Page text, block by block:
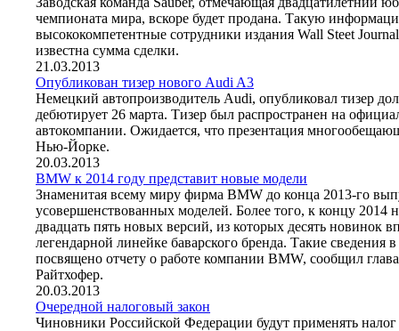
чемпионата мира, вскоре будет продана. Такую
высококомпетентные сотрудники издания Wall Steet
известна сумма сделки.
21.03.2013
Опубликован тизер нового Audi A3
Немецкий автопроизводитель Audi, опубликовал тизер
дебютирует 26 марта. Тизер был распространен на
автокомпании. Ожидается, что презентация
Нью-Йорке.
20.03.2013
BMW к 2014 году представит новые модели
Знаменитая всему миру фирма BMW до конца 2013-го
усовершенствованных моделей. Более того, к концу 2014
двадцать пять новых версий, из которых десять новинок
легендарной линейке баварского бренда. Такие сведения
посвящено отчету о работе компании BMW, сообщил
Райтхофер.
20.03.2013
Очередной налоговый закон
Чиновники Российской Федерации будут применять